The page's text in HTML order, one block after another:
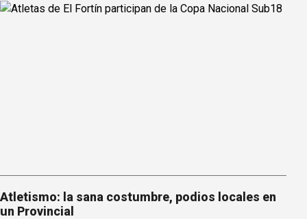
Atletismo: la sana costumbre, podios locales en
un Provincial